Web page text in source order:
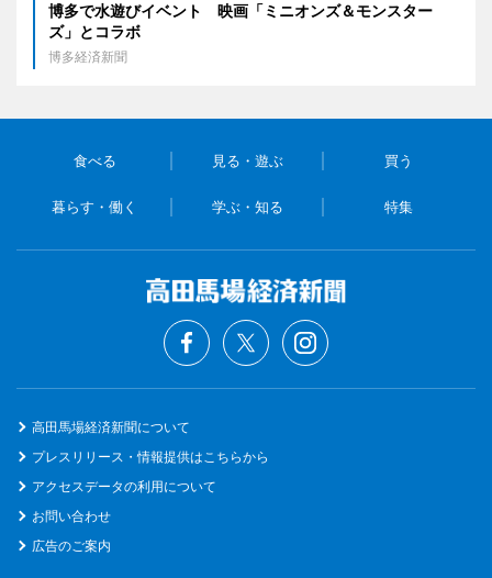
博多で水遊びイベント 映画「ミニオンズ＆モンスター
ズ」とコラボ
博多経済新聞
食べる 見る・遊ぶ 買う
暮らす・働く 学ぶ・知る 特集
高田馬場経済新聞について
プレスリリース・情報提供はこちらから
アクセスデータの利用について
お問い合わせ
広告のご案内